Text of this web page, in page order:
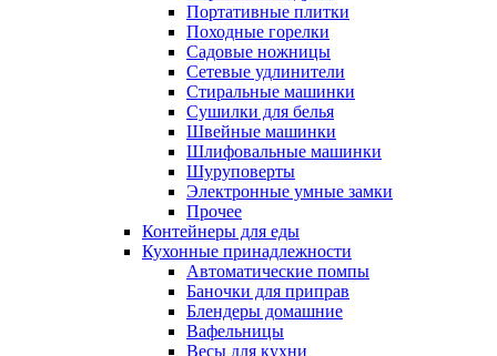
Портативные плитки
Походные горелки
Садовые ножницы
Сетевые удлинители
Стиральные машинки
Сушилки для белья
Швейные машинки
Шлифовальные машинки
Шуруповерты
Электронные умные замки
Прочее
Контейнеры для еды
Кухонные принадлежности
Автоматические помпы
Баночки для приправ
Блендеры домашние
Вафельницы
Весы для кухни